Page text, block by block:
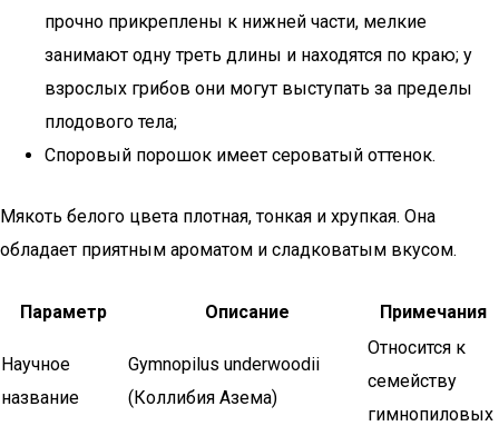
прочно прикреплены к нижней части, мелкие
занимают одну треть длины и находятся по краю; у
взрослых грибов они могут выступать за пределы
плодового тела;
Споровый порошок имеет сероватый оттенок.
Мякоть белого цвета плотная, тонкая и хрупкая. Она
обладает приятным ароматом и сладковатым вкусом.
Параметр Описание Примечания
Научное
название
Gymnopilus underwoodii
(Коллибия Азема)
Относится к
семейству
гимнопиловых